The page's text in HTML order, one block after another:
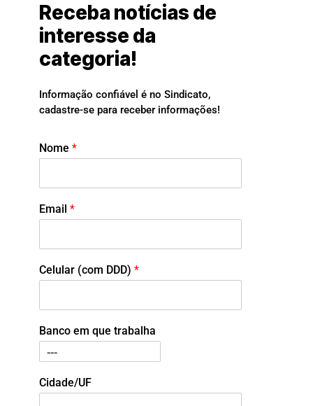
Receba notícias de
interesse da
categoria!
Informação confiável é no Sindicato,
cadastre-se para receber informações!
Nome *
Email *
Celular (com DDD) *
Banco em que trabalha
Cidade/UF